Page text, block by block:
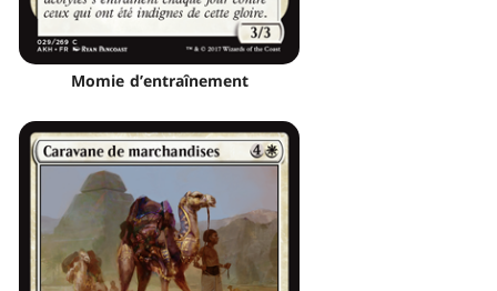
Momie d’entraînement